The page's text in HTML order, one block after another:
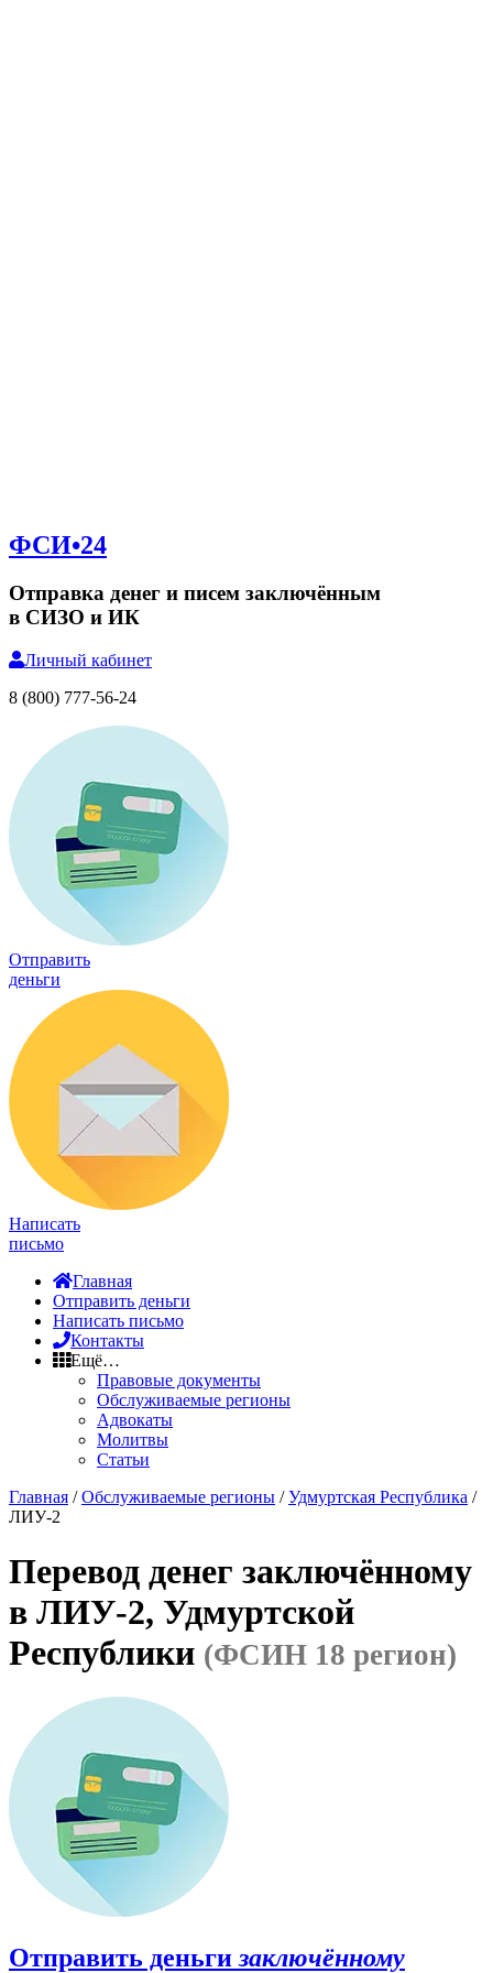
ФСИ•24
Отправка денег и писем заключённым
в СИЗО и ИК
Личный кабинет
8 (800) 777-56-24
Отправить
деньги
Написать
письмо
Главная
Отправить деньги
Написать письмо
Контакты
Ещё…
Правовые документы
Обслуживаемые регионы
Адвокаты
Молитвы
Статьи
Главная /Обслуживаемые регионы /Удмуртская Республика /
ЛИУ-2
Перевод денег заключённому
в ЛИУ-2, Удмуртской
Республики (ФСИН 18 регион)
Отправить деньги заключённому